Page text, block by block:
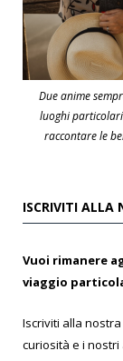
Due anime
luoghi
raccontare le
ISCRIVITI ALLA
Vuoi rimanere
viaggio
Iscriviti alla nostra
curiosità e i